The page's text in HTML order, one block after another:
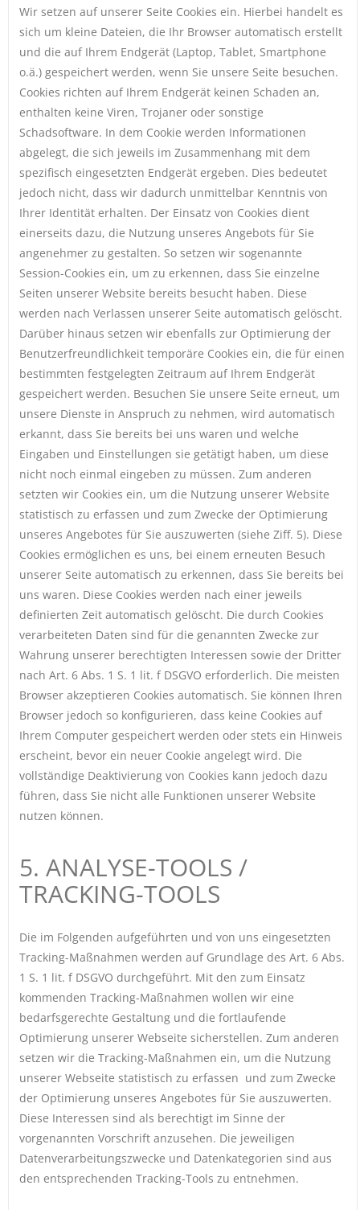
Wir setzen auf unserer Seite Cookies ein. Hierbei handelt es
sich um kleine Dateien, die Ihr Browser automatisch erstellt
und die auf Ihrem Endgerät (Laptop, Tablet, Smartphone
o.ä.) gespeichert werden, wenn Sie unsere Seite besuchen.
Cookies richten auf Ihrem Endgerät keinen Schaden an,
enthalten keine Viren, Trojaner oder sonstige
Schadsoftware. In dem Cookie werden Informationen
abgelegt, die sich jeweils im Zusammenhang mit dem
spezifisch eingesetzten Endgerät ergeben. Dies bedeutet
jedoch nicht, dass wir dadurch unmittelbar Kenntnis von
Ihrer Identität erhalten. Der Einsatz von Cookies dient
einerseits dazu, die Nutzung unseres Angebots für Sie
angenehmer zu gestalten. So setzen wir sogenannte
Session-Cookies ein, um zu erkennen, dass Sie einzelne
Seiten unserer Website bereits besucht haben. Diese
werden nach Verlassen unserer Seite automatisch gelöscht.
Darüber hinaus setzen wir ebenfalls zur Optimierung der
Benutzerfreundlichkeit temporäre Cookies ein, die für einen
bestimmten festgelegten Zeitraum auf Ihrem Endgerät
gespeichert werden. Besuchen Sie unsere Seite erneut, um
unsere Dienste in Anspruch zu nehmen, wird automatisch
erkannt, dass Sie bereits bei uns waren und welche
Eingaben und Einstellungen sie getätigt haben, um diese
nicht noch einmal eingeben zu müssen. Zum anderen
setzten wir Cookies ein, um die Nutzung unserer Website
statistisch zu erfassen und zum Zwecke der Optimierung
unseres Angebotes für Sie auszuwerten (siehe Ziff. 5). Diese
Cookies ermöglichen es uns, bei einem erneuten Besuch
unserer Seite automatisch zu erkennen, dass Sie bereits bei
uns waren. Diese Cookies werden nach einer jeweils
definierten Zeit automatisch gelöscht. Die durch Cookies
verarbeiteten Daten sind für die genannten Zwecke zur
Wahrung unserer berechtigten Interessen sowie der Dritter
nach Art. 6 Abs. 1 S. 1 lit. f DSGVO erforderlich. Die meisten
Browser akzeptieren Cookies automatisch. Sie können Ihren
Browser jedoch so konfigurieren, dass keine Cookies auf
Ihrem Computer gespeichert werden oder stets ein Hinweis
erscheint, bevor ein neuer Cookie angelegt wird. Die
vollständige Deaktivierung von Cookies kann jedoch dazu
führen, dass Sie nicht alle Funktionen unserer Website
nutzen können.
5. ANALYSE-TOOLS /
TRACKING-TOOLS
Die im Folgenden aufgeführten und von uns eingesetzten
Tracking-Maßnahmen werden auf Grundlage des Art. 6 Abs.
1 S. 1 lit. f DSGVO durchgeführt. Mit den zum Einsatz
kommenden Tracking-Maßnahmen wollen wir eine
bedarfsgerechte Gestaltung und die fortlaufende
Optimierung unserer Webseite sicherstellen. Zum anderen
setzen wir die Tracking-Maßnahmen ein, um die Nutzung
unserer Webseite statistisch zu erfassen und zum Zwecke
der Optimierung unseres Angebotes für Sie auszuwerten.
Diese Interessen sind als berechtigt im Sinne der
vorgenannten Vorschrift anzusehen. Die jeweiligen
Datenverarbeitungszwecke und Datenkategorien sind aus
den entsprechenden Tracking-Tools zu entnehmen.